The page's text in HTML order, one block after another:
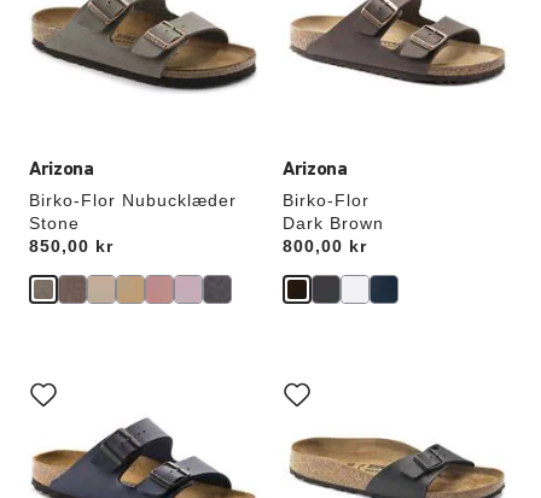
Arizona
Birko-Flor Nubucklæder
Stone
Price:
850,00 kr
opdatere
produktbilledet
Arizona
Birko-Flor
Dark Brown
Price:
800,00 kr
opdatere
produktbilledet
med
prøvefarver
opdatere
produktbilledet
med
prøvefarver
opdatere
produktbilledet